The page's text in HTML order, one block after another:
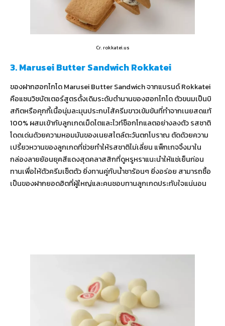
Cr. rokkatei.us
3. Marusei Butter Sandwich Rokkatei
ของฝากฮอกไกโด Marusei Butter Sandwich จากแบรนด์ Rokkatei
คือแซนวิชบัตเตอร์สูตรดั้งเดิมระดับตำนานของฮอกไกโด ตัวขนมเป็นบิ
สกิตหรือคุกกี้เนื้อนุ่มละมุนประกบไส้ครีมขาวเข้มข้นที่ทำจากเนยสดแท้
100% ผสมเข้ากับลูกเกดเม็ดโตและไวท์ช็อกโกแลตอย่างลงตัว รสชาติ
โดดเด่นด้วยความหอมมันของเนยสไตล์ตะวันตกโบราณ ตัดด้วยความ
เปรี้ยวหวานของลูกเกดที่ช่วยทำให้รสชาติไม่เลี่ยน แพ็กเกจจิ้งมาใน
กล่องลายย้อนยุคสีแดงสุดคลาสสิกที่ดูหรูหราแนะนำให้แช่เย็นก่อน
ทานเพื่อให้ตัวครีมเซ็ตตัว ยิ่งทานคู่กับน้ำชาร้อนๆ ยิ่งอร่อย สามารถซื้อ
เป็นของฝากยอดฮิตที่ผู้ใหญ่และคนชอบทานลูกเกดประทับใจแน่นอน